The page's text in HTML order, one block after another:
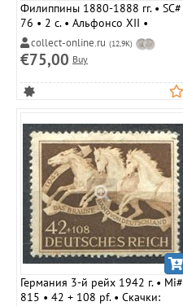
Филиппины 1880-1888 гг. • SC#
76 • 2 c. • Альфонсо XII •
стандарт • MLH OG VF
collect-online.ru (12,9K)
€75,00 Buy
Германия 3-й рейх 1942 г. • Mi#
815 • 42 + 108 pf. • Скачки: